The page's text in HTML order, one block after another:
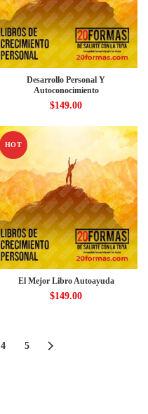
Desarrollo Personal Y
Autoconocimiento
$149.00
HOT
El Mejor Libro Autoayuda
$149.00
4 5